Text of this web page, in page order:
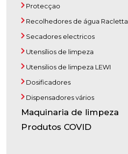
Protecçao
Recolhedores de água Racletta
Secadores electricos
Utensílios de limpeza
Utensilios de limpeza LEWI
Dosificadores
Dispensadores vários
Maquinaria de limpeza
Produtos COVID